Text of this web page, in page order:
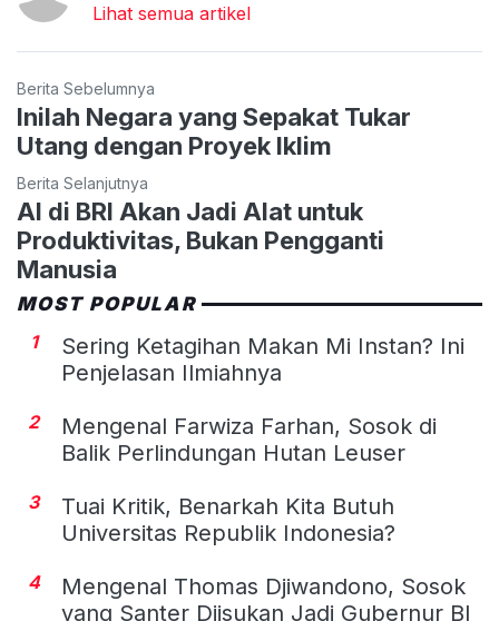
Lihat semua artikel
Berita Sebelumnya
Inilah Negara yang Sepakat Tukar
Utang dengan Proyek Iklim
Berita Selanjutnya
AI di BRI Akan Jadi Alat untuk
Produktivitas, Bukan Pengganti
Manusia
MOST POPULAR
1
Sering Ketagihan Makan Mi Instan? Ini
Penjelasan Ilmiahnya
2
Mengenal Farwiza Farhan, Sosok di
Balik Perlindungan Hutan Leuser
3
Tuai Kritik, Benarkah Kita Butuh
Universitas Republik Indonesia?
4
Mengenal Thomas Djiwandono, Sosok
yang Santer Diisukan Jadi Gubernur BI